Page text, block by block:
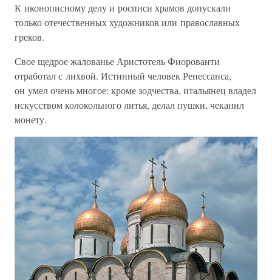
К иконописному делу и росписи храмов допускали
только отечественных художников или православных
греков.
Свое щедрое жалованье Аристотель Фиорованти
отработал с лихвой. Истинный человек Ренессанса,
он умел очень многое: кроме зодчества, итальянец владел
искусством колокольного литья, делал пушки, чеканил
монету.